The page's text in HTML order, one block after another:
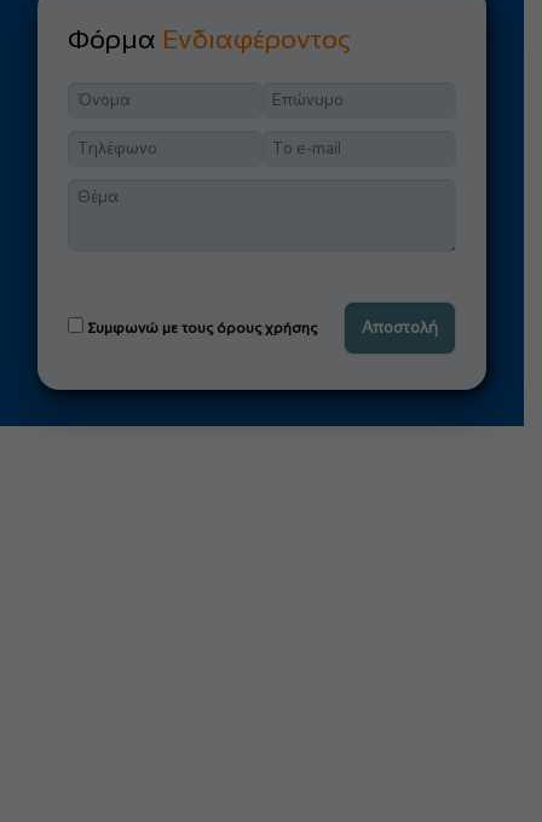
Φόρμα Ενδιαφέροντος
Συμφωνώ με τους όρους χρήσης